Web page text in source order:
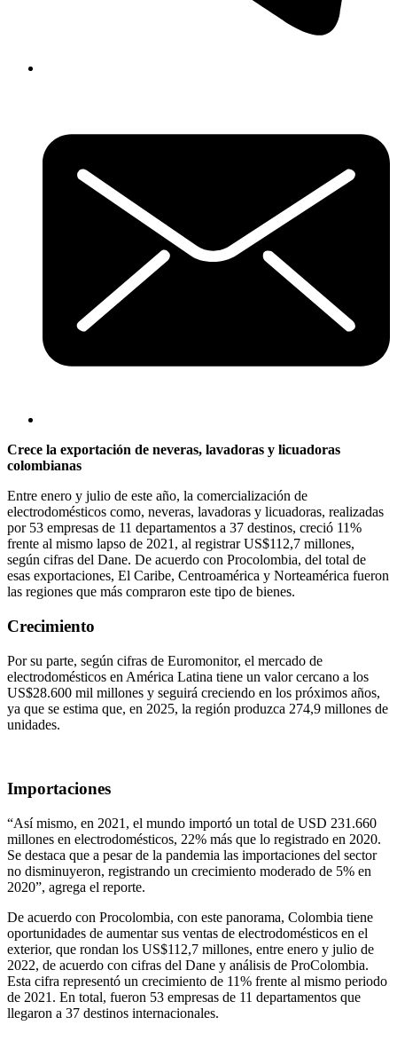
Crece la exportación de neveras, lavadoras y licuadoras
colombianas
Entre enero y julio de este año, la comercialización de
electrodomésticos como, neveras, lavadoras y licuadoras, realizadas
por 53 empresas de 11 departamentos a 37 destinos, creció 11%
frente al mismo lapso de 2021, al registrar US$112,7 millones,
según cifras del Dane. De acuerdo con Procolombia, del total de
esas exportaciones, El Caribe, Centroamérica y Norteamérica fueron
las regiones que más compraron este tipo de bienes.
Crecimiento
Por su parte, según cifras de Euromonitor, el mercado de
electrodomésticos en América Latina tiene un valor cercano a los
US$28.600 mil millones y seguirá creciendo en los próximos años,
ya que se estima que, en 2025, la región produzca 274,9 millones de
unidades.
Importaciones
“Así mismo, en 2021, el mundo importó un total de USD 231.660
millones en electrodomésticos, 22% más que lo registrado en 2020.
Se destaca que a pesar de la pandemia las importaciones del sector
no disminuyeron, registrando un crecimiento moderado de 5% en
2020”, agrega el reporte.
De acuerdo con Procolombia, con este panorama, Colombia tiene
oportunidades de aumentar sus ventas de electrodomésticos en el
exterior, que rondan los US$112,7 millones, entre enero y julio de
2022, de acuerdo con cifras del Dane y análisis de ProColombia.
Esta cifra representó un crecimiento de 11% frente al mismo periodo
de 2021. En total, fueron 53 empresas de 11 departamentos que
llegaron a 37 destinos internacionales.